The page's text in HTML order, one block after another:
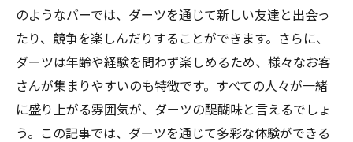
のようなバーでは、ダーツを通じて新しい友達と出会っ
たり、競争を楽しんだりすることができます。さらに、
ダーツは年齢や経験を問わず楽しめるため、様々なお客
さんが集まりやすいのも特徴です。すべての人々が一緒
に盛り上がる雰囲気が、ダーツの醍醐味と言えるでしょ
う。この記事では、ダーツを通じて多彩な体験ができる